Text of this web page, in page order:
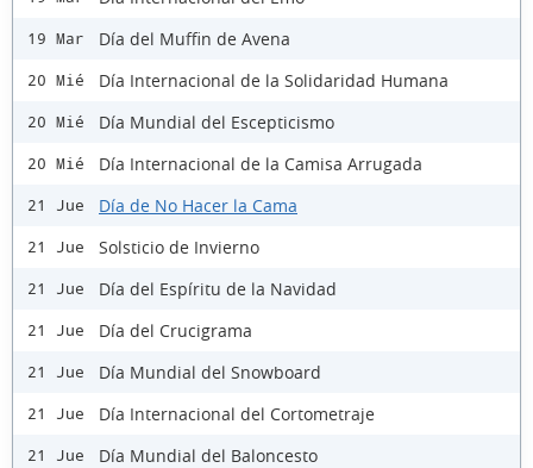
19 Mar Día del Muffin de Avena
20 Mié Día Internacional de la Solidaridad Humana
20 Mié Día Mundial del Escepticismo
20 Mié Día Internacional de la Camisa Arrugada
21 Jue Día de No Hacer la Cama
21 Jue Solsticio de Invierno
21 Jue Día del Espíritu de la Navidad
21 Jue Día del Crucigrama
21 Jue Día Mundial del Snowboard
21 Jue Día Internacional del Cortometraje
21 Jue Día Mundial del Baloncesto